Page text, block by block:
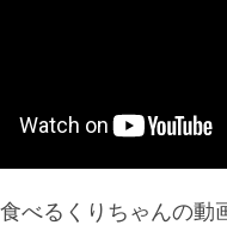
べるくりちゃんの動